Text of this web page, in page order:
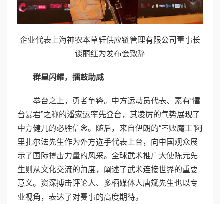
企业代表上海神农本草轩供应链管理有限公司董事长
谈丽红为发布会致辞
群星闪耀，擂鼓助威
拳台之上，勇者争锋。中方运动员代表、素有“擂
台暴君”之称的潘家运率先登台，其凌厉的气势展现了
中方健儿的必胜信念。随后，来自伊朗的“不败魔王”阿
里扎尔法先生作为外方选手代表上台，向中国观众展
示了国际搏击力量的风采。全球武术推广大使陈元先
生则从文化交流的角度，阐述了武术连接世界的重要
意义。资深搏击评论人、多栖媒体人唐斌先生也以专
业视角，表达了对赛事的高度期待。